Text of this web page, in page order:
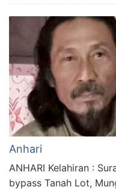
Anhari
ANHARI Kelahiran :
bypass Tanah Lot,